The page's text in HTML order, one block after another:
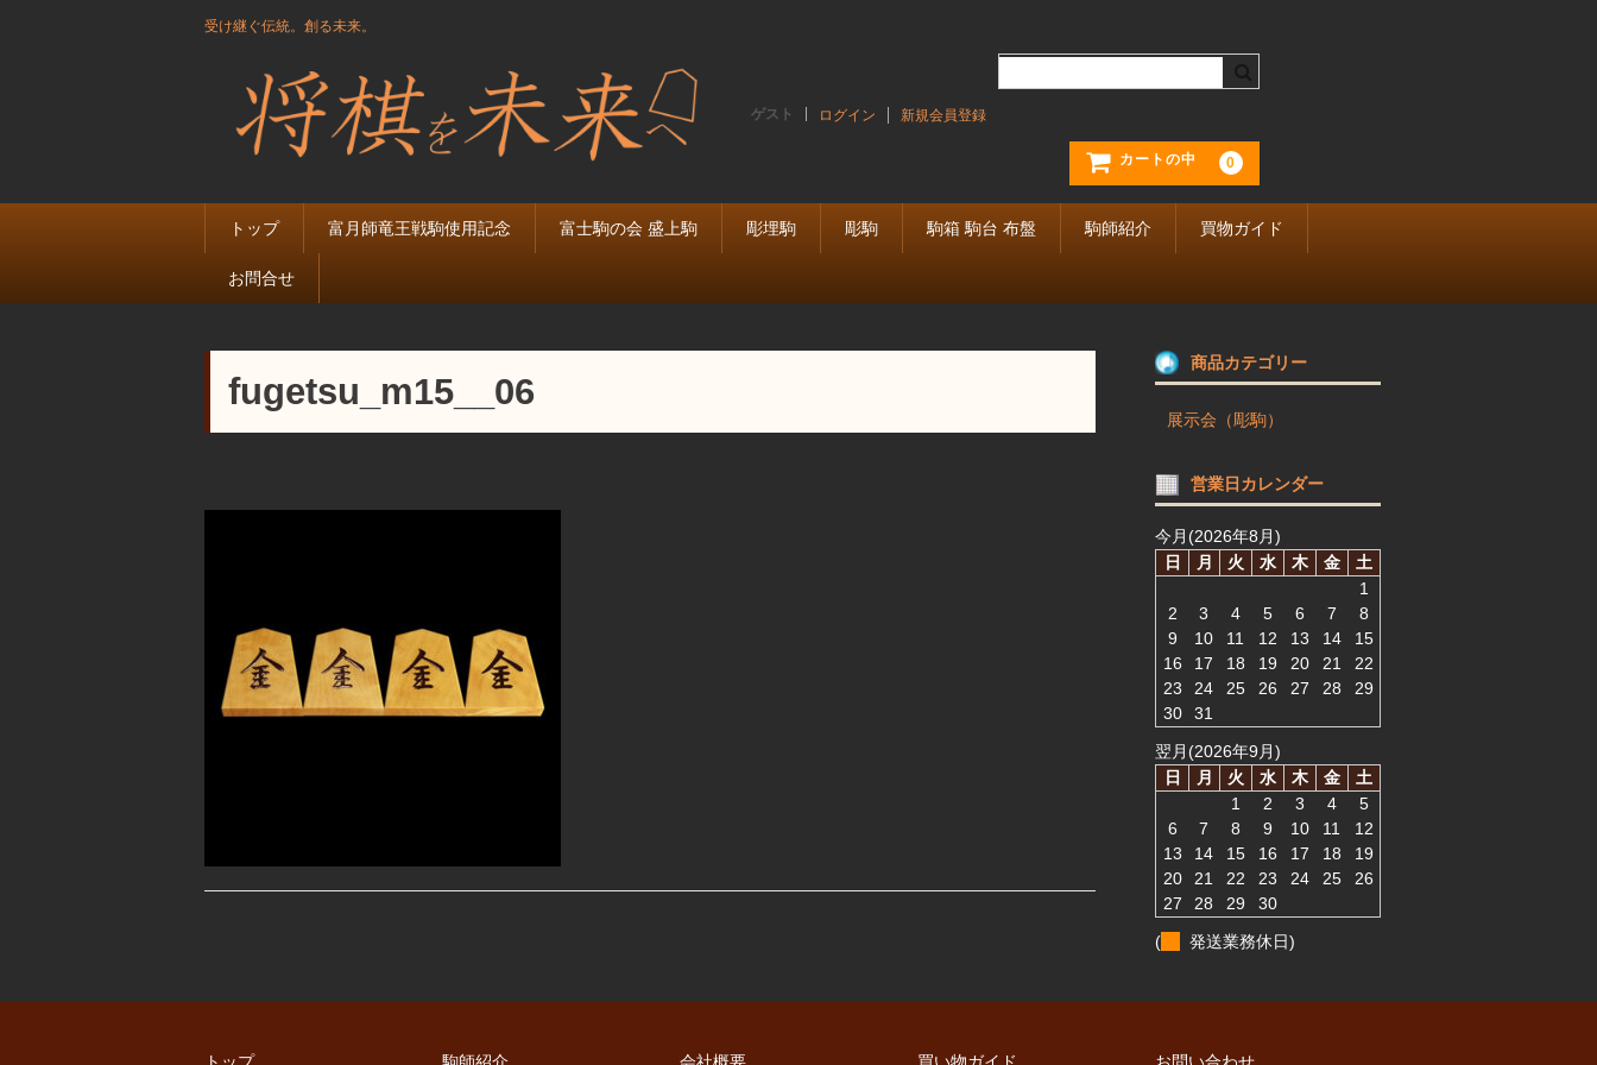
受け継ぐ伝統。創る未来。
ゲスト ログイン 新規会員登録
カートの中 0
トップ 富月師竜王戦駒使用記念 富士駒の会 盛上駒 彫埋駒 彫駒 駒箱 駒台 布盤 駒師紹介 買物ガイド
お問合せ
fugetsu_m15__06
商品カテゴリー
展示会（彫駒）
営業日カレンダー
今月(2026年8月)
日
月 火 水 木 金
土
1
2
3 4 5 6 7
8
9
10 11 12 13 14
15
16
17 18 19 20 21
22
23
24 25 26 27 28
29
30
31
翌月(2026年9月)
日
月 火 水 木 金
土
1
2 3 4
5
6
7 8 9 10 11
12
13
14 15 16 17 18
19
20
21 22 23 24 25
26
27
28 29
30
(
発送業務休日)
トップ 駒師紹介 会社概要 買い物ガイド お問い合わせ